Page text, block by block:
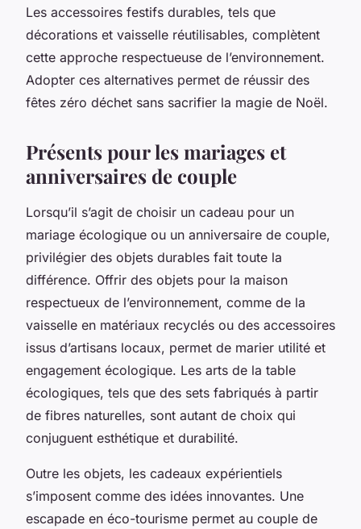
Les accessoires festifs durables, tels que
décorations et vaisselle réutilisables, complètent
cette approche respectueuse de l’environnement.
Adopter ces alternatives permet de réussir des
fêtes zéro déchet sans sacrifier la magie de Noël.
Présents pour les mariages et
anniversaires de couple
Lorsqu’il s’agit de choisir un cadeau pour un
mariage écologique ou un anniversaire de couple,
privilégier des objets durables fait toute la
différence. Offrir des objets pour la maison
respectueux de l’environnement, comme de la
vaisselle en matériaux recyclés ou des accessoires
issus d’artisans locaux, permet de marier utilité et
engagement écologique. Les arts de la table
écologiques, tels que des sets fabriqués à partir
de fibres naturelles, sont autant de choix qui
conjuguent esthétique et durabilité.
Outre les objets, les cadeaux expérientiels
s’imposent comme des idées innovantes. Une
escapade en éco-tourisme permet au couple de